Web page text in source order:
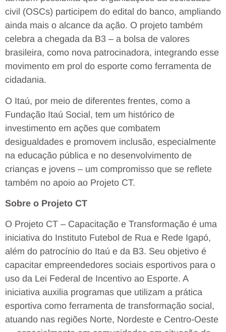
civil (OSCs) participem do edital do banco, ampliando
ainda mais o alcance da ação. O projeto também
celebra a chegada da B3 – a bolsa de valores
brasileira, como nova patrocinadora, integrando esse
movimento em prol do esporte como ferramenta de
cidadania.
O Itaú, por meio de diferentes frentes, como a
Fundação Itaú Social, tem um histórico de
investimento em ações que combatem
desigualdades e promovem inclusão, especialmente
na educação pública e no desenvolvimento de
crianças e jovens – um compromisso que se reflete
também no apoio ao Projeto CT.
Sobre o Projeto CT
O Projeto CT – Capacitação e Transformação é uma
iniciativa do Instituto Futebol de Rua e Rede Igapó,
além do patrocínio do Itaú e da B3. Seu objetivo é
capacitar empreendedores sociais esportivos para o
uso da Lei Federal de Incentivo ao Esporte. A
iniciativa auxilia programas que utilizam a prática
esportiva como ferramenta de transformação social,
atuando nas regiões Norte, Nordeste e Centro-Oeste